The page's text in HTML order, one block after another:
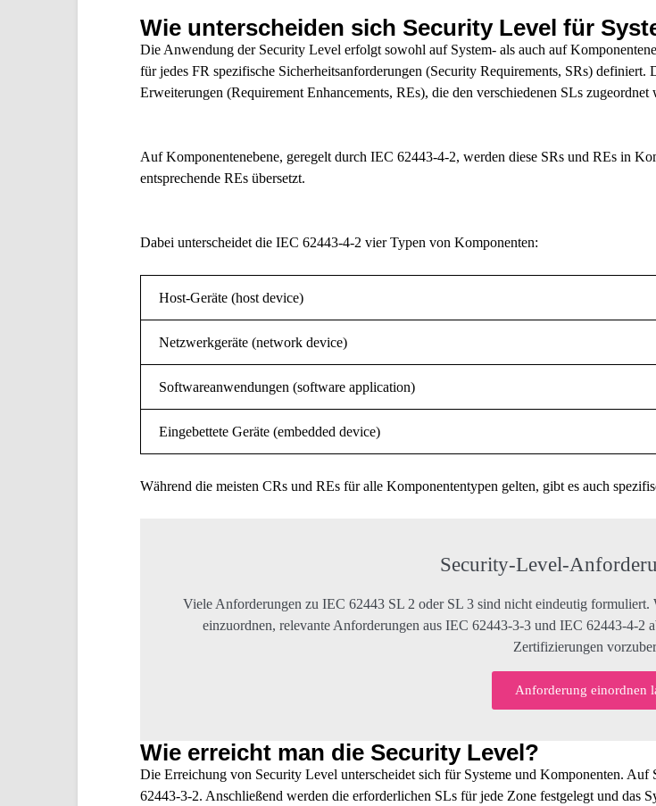
Wie unterscheiden sich Security Level für
Die Anwendung der Security Level erfolgt sowohl auf System- als auch auf
für jedes FR spezifische Sicherheitsanforderungen (Security Requirements, SRs) definiert.
Erweiterungen (Requirement Enhancements, REs), die den verschiedenen SLs zugeordnet
Auf Komponentenebene, geregelt durch IEC 62443-4-2, werden diese SRs und REs in
entsprechende REs übersetzt.
Dabei unterscheidet die IEC 62443-4-2 vier Typen von Komponenten:
Host-Geräte (host device)
Netzwerkgeräte (network device)
Softwareanwendungen (software application)
Eingebettete Geräte (embedded device)
Während die meisten CRs und REs für alle Komponententypen gelten, gibt es auch
Security-Level-
Viele Anforderungen zu IEC 62443 SL 2 oder SL 3 sind nicht eindeutig
einzuordnen, relevante Anforderungen aus IEC 62443-3-3 und IEC 62443-4-2
Zertifizierungen
Anforderung einordnen
Wie erreicht man die Security Level?
Die Erreichung von Security Level unterscheidet sich für Systeme und Komponenten. Auf
62443-3-2. Anschließend werden die erforderlichen SLs für jede Zone festgelegt und das